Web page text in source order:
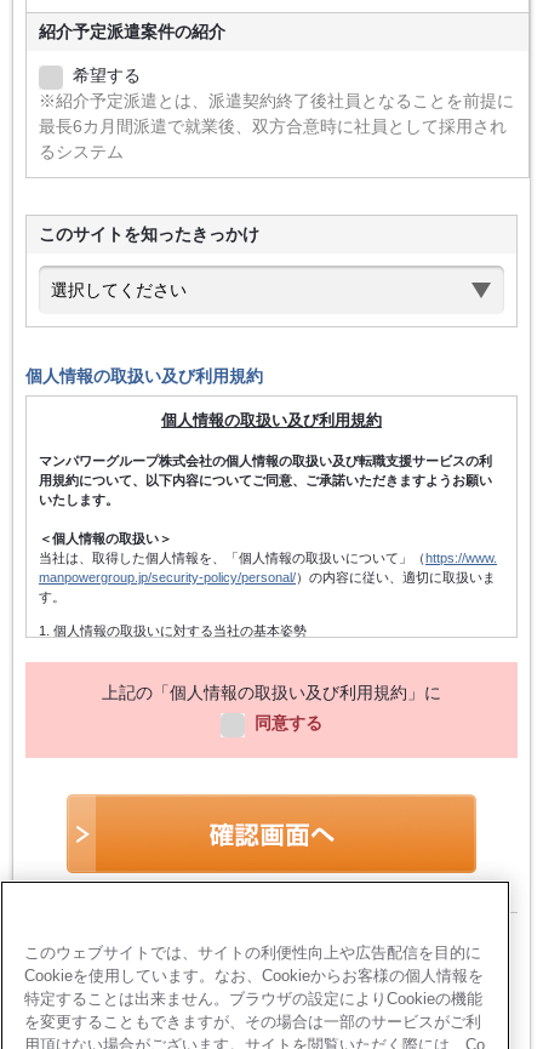
紹介予定派遣案件の紹介
希望する
※紹介予定派遣とは、派遣契約終了後社員となることを前提に
最長6カ月間派遣で就業後、双方合意時に社員として採用され
るシステム
このサイトを知ったきっかけ
個人情報の取扱い及び利用規約
個人情報の取扱い及び利用規約
マンパワーグループ株式会社の個人情報の取扱い及び転職支援サービスの利
用規約について、以下内容についてご同意、ご承諾いただきますようお願い
いたします。
＜個人情報の取扱い＞
当社は、取得した個人情報を、「個人情報の取扱いについて」（ https://www.
manpowergroup.jp/security-policy/personal/）の内容に従い、適切に取扱いま
す。
1. 個人情報の取扱いに対する当社の基本姿勢
ます。また、個人情報の取得にあたっては、適法かつ公正な手段によって
ある本人に対し個人情報を与えることの任意性及び当該情報を与えなかっ
個人情報は、登録手続きのための連絡・受付、職業紹介関係業務の遂行、
当社のサービスに関する情報・キャンペーン・セミナー・イベントの案
内、当社のサービスを向上させるための各種アンケートの依頼、当社に対
遂行のために利用します。
当社規程及び関連する法令等を含む）に準拠し、不正アクセス・紛失・破
壊・改ざん・漏洩等がないように適切に取扱います。
4. 統計処理された個人情報の利用
当社は取得した個人情報を元に、個人を特定しないように加工し、統計デ
ータを作成することがあります。個人を特定できないように加工された統
上記の「個人情報の取扱い及び利用規約」に
同意する
当サイトは、お客様のプライバシー保護のた
め、個人情報入力ページにおいてSSL暗号化通
信を採用しています
このウェブサイトでは、サイトの利便性向上や広告配信を目的に
Cookieを使用しています。なお、Cookieからお客様の個人情報を
特定することは出来ません。ブラウザの設定によりCookieの機能
を変更することもできますが、その場合は一部のサービスがご利
用頂けない場合がございます。サイトを閲覧いただく際には、Co